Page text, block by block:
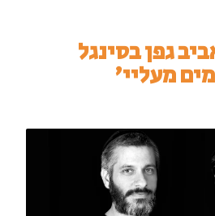
גפן בסינגל
מעליי'